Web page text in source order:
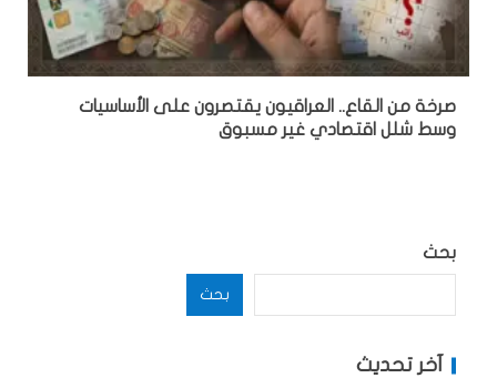
صرخة من القاع.. العراقيون يقتصرون على الأساسيات
وسط شلل اقتصادي غير مسبوق
بحث
بحث
آخر تحديث